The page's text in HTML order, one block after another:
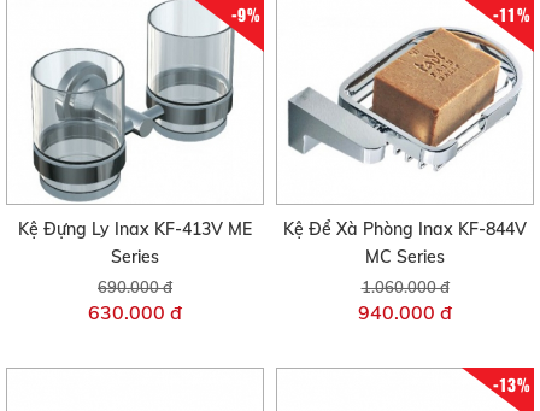
-9%
Kệ Đựng Ly Inax KF-413V ME
Series
690.000 đ
630.000 đ
-11%
Kệ Để Xà Phòng Inax KF-844V
MC Series
1.060.000 đ
940.000 đ
-13%